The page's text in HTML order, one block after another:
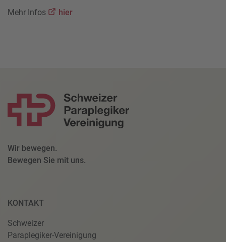
Mehr Infos hier
Wir bewegen.
Bewegen Sie mit uns.
KONTAKT
Schweizer
Paraplegiker-Vereinigung